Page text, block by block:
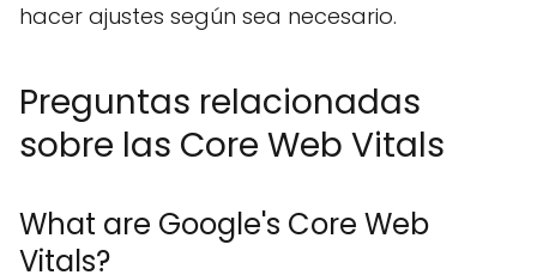
hacer ajustes según sea necesario.
Preguntas relacionadas
sobre las Core Web Vitals
What are Google's Core Web
Vitals?